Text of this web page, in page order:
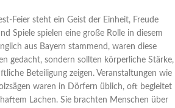
Feier steht ein Geist der Einheit, Freude
Spiele spielen eine große Rolle in diesem
aus Bayern stammend, waren diese
gedacht, sondern sollten körperliche Stärke,
Beteiligung zeigen. Veranstaltungen wie
waren in Dörfern üblich, oft begleitet
Lachen. Sie brachten Menschen über